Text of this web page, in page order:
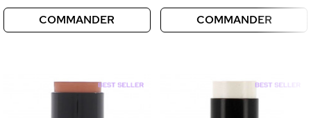
COMMANDER COMMANDER